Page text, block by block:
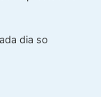
dia so